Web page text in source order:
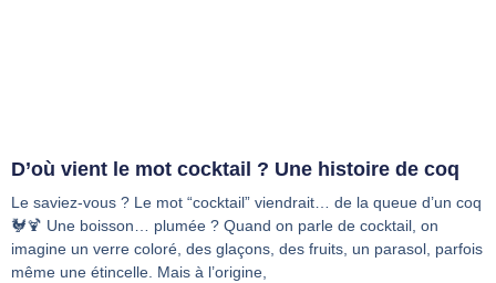
D’où vient le mot cocktail ? Une histoire de coq
Le saviez-vous ? Le mot “cocktail” viendrait… de la queue d’un coq
🐓🍹 Une boisson… plumée ? Quand on parle de cocktail, on
imagine un verre coloré, des glaçons, des fruits, un parasol, parfois
même une étincelle. Mais à l’origine,